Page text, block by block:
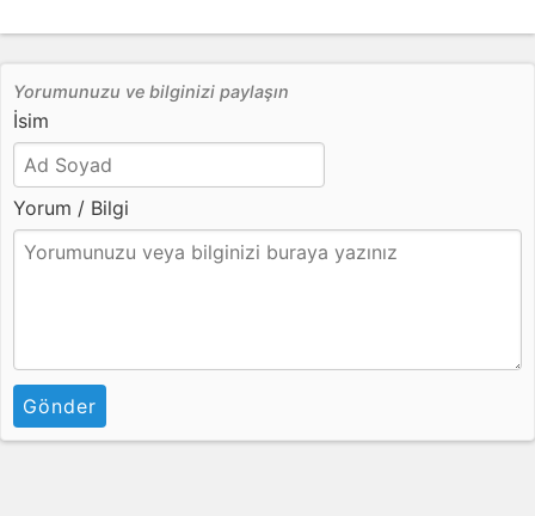
Yorumunuzu ve bilginizi paylaşın
İsim
Yorum / Bilgi
Gönder